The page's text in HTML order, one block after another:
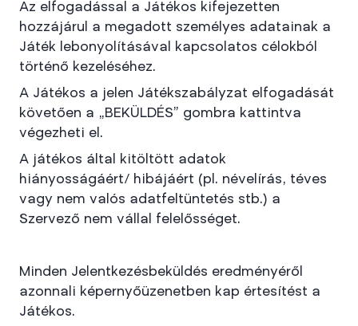
Az elfogadással a Játékos kifejezetten
hozzájárul a megadott személyes adatainak a
Játék lebonyolításával kapcsolatos célokból
történő kezeléséhez.
A Játékos a jelen Játékszabályzat elfogadását
követően a „BEKÜLDÉS” gombra kattintva
végezheti el.
A játékos által kitöltött adatok
hiányosságáért/ hibájáért (pl. névelírás, téves
vagy nem valós adatfeltüntetés stb.) a
Szervező nem vállal felelősséget.
Minden Jelentkezésbeküldés eredményéről
azonnali képernyőüzenetben kap értesítést a
Játékos.